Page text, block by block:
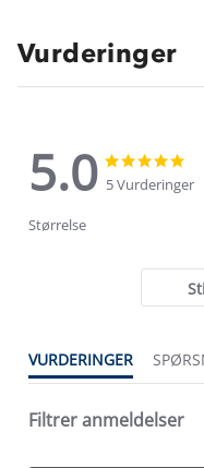
Vurderinger
5.0
5.0
star
rating
star
5 Vurderinger
Størrelse
VURDERINGER
Filtrer anmeldelser